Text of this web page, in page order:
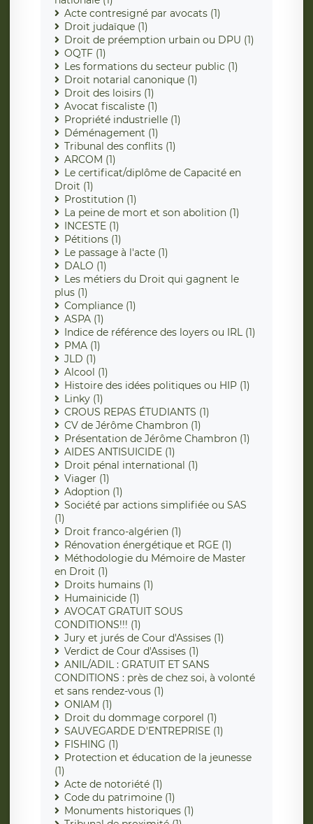
Acte contresigné par avocats (1)
Droit judaïque (1)
Droit de préemption urbain ou DPU (1)
OQTF (1)
Les formations du secteur public (1)
Droit notarial canonique (1)
Droit des loisirs (1)
Avocat fiscaliste (1)
Propriété industrielle (1)
Déménagement (1)
Tribunal des conflits (1)
ARCOM (1)
Le certificat/diplôme de Capacité en
Droit (1)
Prostitution (1)
La peine de mort et son abolition (1)
INCESTE (1)
Pétitions (1)
Le passage à l'acte (1)
DALO (1)
Les métiers du Droit qui gagnent le
plus (1)
Compliance (1)
ASPA (1)
Indice de référence des loyers ou IRL (1)
PMA (1)
JLD (1)
Alcool (1)
Histoire des idées politiques ou HIP (1)
Linky (1)
CROUS REPAS ÉTUDIANTS (1)
CV de Jérôme Chambron (1)
Présentation de Jérôme Chambron (1)
AIDES ANTISUICIDE (1)
Droit pénal international (1)
Viager (1)
Adoption (1)
Société par actions simplifiée ou SAS
(1)
Droit franco-algérien (1)
Rénovation énergétique et RGE (1)
Méthodologie du Mémoire de Master
en Droit (1)
Droits humains (1)
Humainicide (1)
AVOCAT GRATUIT SOUS
CONDITIONS!!! (1)
Jury et jurés de Cour d'Assises (1)
Verdict de Cour d'Assises (1)
ANIL/ADIL : GRATUIT ET SANS
CONDITIONS : près de chez soi, à volonté
et sans rendez-vous (1)
ONIAM (1)
Droit du dommage corporel (1)
SAUVEGARDE D'ENTREPRISE (1)
FISHING (1)
Protection et éducation de la jeunesse
(1)
Acte de notoriété (1)
Code du patrimoine (1)
Monuments historiques (1)